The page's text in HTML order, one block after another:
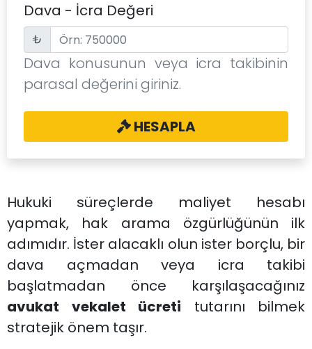
Dava - İcra Değeri
₺
Dava konusunun veya icra takibinin
parasal değerini giriniz.
HESAPLA
Hukuki süreçlerde maliyet hesabı
yapmak, hak arama özgürlüğünün ilk
adımıdır. İster alacaklı olun ister borçlu, bir
dava açmadan veya icra takibi
başlatmadan önce karşılaşacağınız
avukat vekalet ücreti tutarını bilmek
stratejik önem taşır.